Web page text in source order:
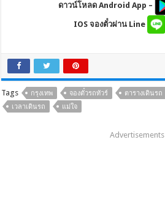
ดาวน์โหลด Android App –
IOS จองตั๋วผ่าน Line
Tags กรุงเทพ จองตั๋วรถทัวร์ ตารางเดินรถ
เวลาเดินรถ
แม่ใจ
Advertisements